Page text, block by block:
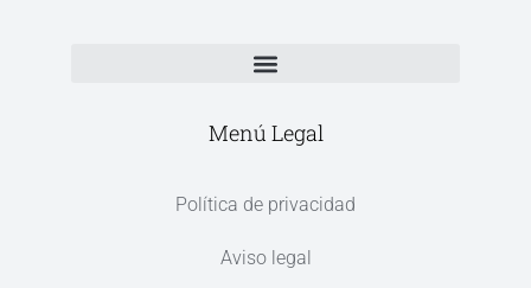
Menú Legal
Política de privacidad
Aviso legal